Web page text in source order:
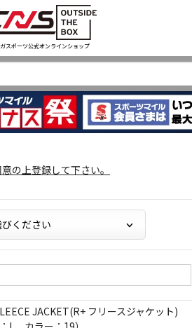
ガスポーツ公式オンラインショップ
の上登録して下さい。
JACKET(R+ フリースジャケット)